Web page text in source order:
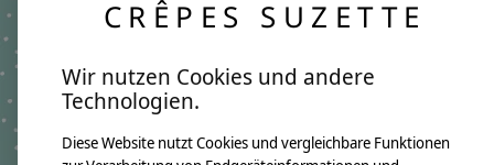
Über 10 Jahre Erfahrung:
Lange Freude garantiert.
Produktangaben:
Namenskissen Annalena 2021
CRÊPES SUZETTE
Wir nutzen Cookies und andere
Technologien.
Diese Website nutzt Cookies und vergleichbare Funktionen